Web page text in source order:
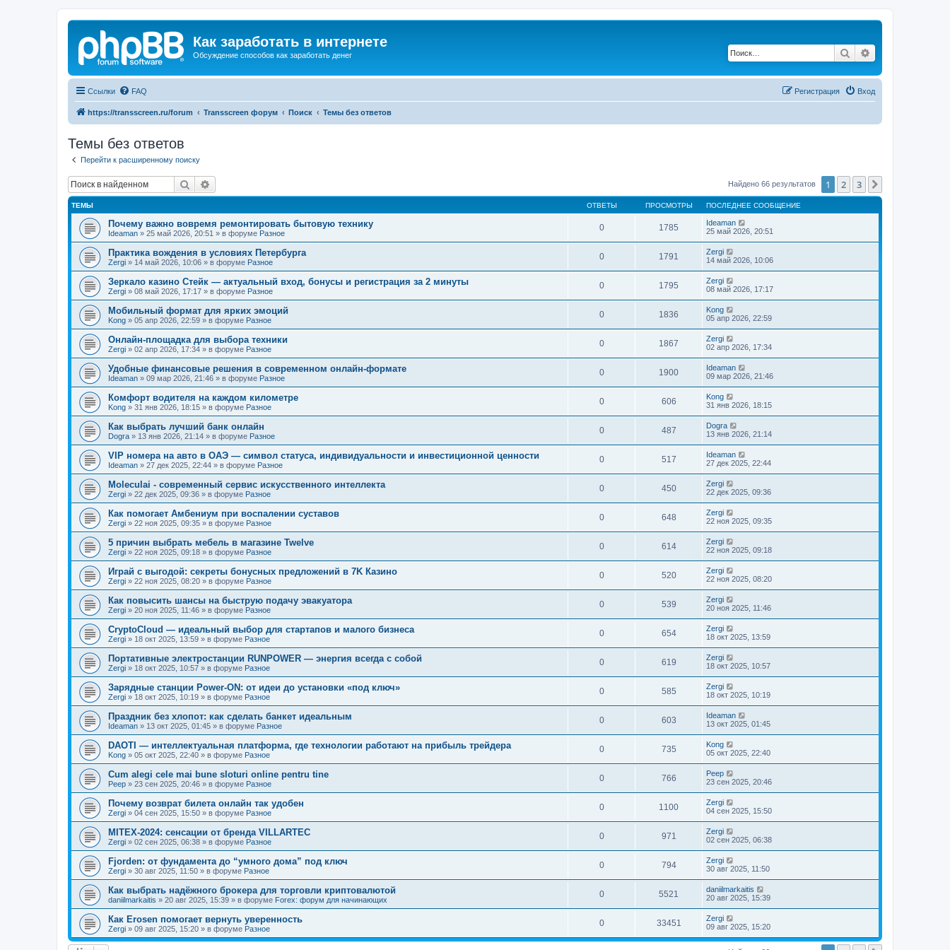
Как заработать в интернете
Обсуждение способов как заработать денег Поиск
Ссылки FAQ Вход
Регистрация
https://transscreen.ru/forum Transscreen форум Поиск Темы без ответов
Темы без ответов
Перейти к расширенному поиску
Поиск Найдено 66 результатов 1 2 3
ТЕМЫ ОТВЕТЫ ПРОСМОТРЫ ПОСЛЕДНЕЕ СООБЩЕНИЕ
Почему важно вовремя ремонтировать бытовую технику
Ideaman » 25 май 2026, 20:51 » в форуме Разное
0 1785
Ideaman
25 май 2026, 20:51
Практика вождения в условиях Петербурга
Zergi » 14 май 2026, 10:06 » в форуме Разное
0 1791
Zergi
14 май 2026, 10:06
Зеркало казино Стейк — актуальный вход, бонусы и регистрация за 2 минуты
Zergi » 08 май 2026, 17:17 » в форуме Разное
0 1795
Zergi
08 май 2026, 17:17
Мобильный формат для ярких эмоций
Kong » 05 апр 2026, 22:59 » в форуме Разное
0 1836
Kong
05 апр 2026, 22:59
Онлайн-площадка для выбора техники
Zergi » 02 апр 2026, 17:34 » в форуме Разное
0 1867
Zergi
02 апр 2026, 17:34
Удобные финансовые решения в современном онлайн-формате
Ideaman » 09 мар 2026, 21:46 » в форуме Разное
0 1900
Ideaman
09 мар 2026, 21:46
Комфорт водителя на каждом километре
Kong » 31 янв 2026, 18:15 » в форуме Разное
0 606
Kong
31 янв 2026, 18:15
Как выбрать лучший банк онлайн
Dogra » 13 янв 2026, 21:14 » в форуме Разное
0 487
Dogra
13 янв 2026, 21:14
VIP номера на авто в ОАЭ — символ статуса, индивидуальности и инвестиционной ценности
Ideaman » 27 дек 2025, 22:44 » в форуме Разное
0 517
Ideaman
27 дек 2025, 22:44
Moleculai - современный сервис искусственного интеллекта
Zergi » 22 дек 2025, 09:36 » в форуме Разное
0 450
Zergi
22 дек 2025, 09:36
Как помогает Амбениум при воспалении суставов
Zergi » 22 ноя 2025, 09:35 » в форуме Разное
0 648
Zergi
22 ноя 2025, 09:35
5 причин выбрать мебель в магазине Twelve
Zergi » 22 ноя 2025, 09:18 » в форуме Разное
0 614
Zergi
22 ноя 2025, 09:18
Играй с выгодой: секреты бонусных предложений в 7K Казино
Zergi » 22 ноя 2025, 08:20 » в форуме Разное
0 520
Zergi
22 ноя 2025, 08:20
Как повысить шансы на быструю подачу эвакуатора
Zergi » 20 ноя 2025, 11:46 » в форуме Разное
0 539
Zergi
20 ноя 2025, 11:46
CryptoCloud — идеальный выбор для стартапов и малого бизнеса
Zergi » 18 окт 2025, 13:59 » в форуме Разное
0 654
Zergi
18 окт 2025, 13:59
Портативные электростанции RUNPOWER — энергия всегда с собой
Zergi » 18 окт 2025, 10:57 » в форуме Разное
0 619
Zergi
18 окт 2025, 10:57
Зарядные станции Power-ON: от идеи до установки «под ключ»
Zergi » 18 окт 2025, 10:19 » в форуме Разное
0 585
Zergi
18 окт 2025, 10:19
Праздник без хлопот: как сделать банкет идеальным
Ideaman » 13 окт 2025, 01:45 » в форуме Разное
0 603
Ideaman
13 окт 2025, 01:45
DAOTI — интеллектуальная платформа, где технологии работают на прибыль трейдера
Kong » 05 окт 2025, 22:40 » в форуме Разное
0 735
Kong
05 окт 2025, 22:40
Cum alegi cele mai bune sloturi online pentru tine
Peep » 23 сен 2025, 20:46 » в форуме Разное
0 766
Peep
23 сен 2025, 20:46
Почему возврат билета онлайн так удобен
Zergi » 04 сен 2025, 15:50 » в форуме Разное
0 1100
Zergi
04 сен 2025, 15:50
MITEX-2024: сенсации от бренда VILLARTEC
Zergi » 02 сен 2025, 06:38 » в форуме Разное
0 971
Zergi
02 сен 2025, 06:38
Fjorden: от фундамента до “умного дома” под ключ
Zergi » 30 авг 2025, 11:50 » в форуме Разное
0 794
Zergi
30 авг 2025, 11:50
Как выбрать надёжного брокера для торговли криптовалютой
daniilmarkaitis » 20 авг 2025, 15:39 » в форуме Forex: форум для начинающих
0 5521
daniilmarkaitis
20 авг 2025, 15:39
Как Erosen помогает вернуть уверенность
Zergi » 09 авг 2025, 15:20 » в форуме Разное
0 33451
Zergi
09 авг 2025, 15:20